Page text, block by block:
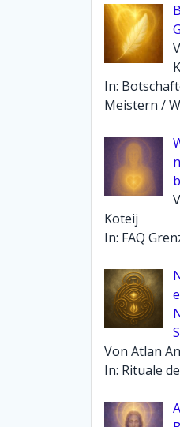
In:
Meistern /
Koteij
In: FAQ
Von Atlan
In: Rituale